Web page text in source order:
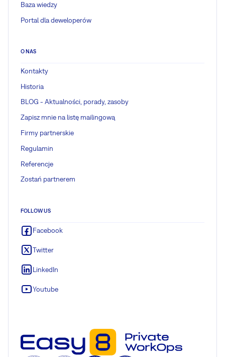
Baza wiedzy
Portal dla deweloperów
O NAS
Kontakty
Historia
BLOG - Aktualności, porady, zasoby
Zapisz mnie na listę mailingową
Firmy partnerskie
Regulamin
Referencje
Zostań partnerem
FOLLOW US
Facebook
Twitter
LinkedIn
Youtube